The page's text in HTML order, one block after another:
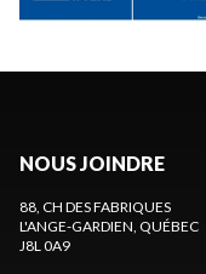
NOUS JOINDRE
88, CH DES FABRIQUES
L'ANGE-GARDIEN, QUÉBEC
J8L 0A9